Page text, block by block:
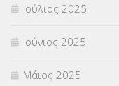
Ιούλιος 2025
Ιούνιος 2025
Μάιος 2025